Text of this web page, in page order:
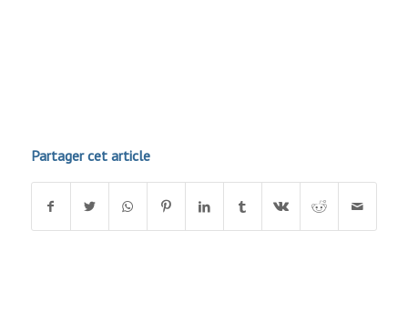
Partager cet article